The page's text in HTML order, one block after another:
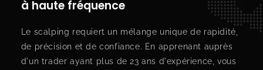
à haute fréquence
Le scalping requiert un mélange unique de rapidité,
de précision et de confiance. En apprenant auprès
d'un trader ayant plus de 23 ans d'expérience, vous